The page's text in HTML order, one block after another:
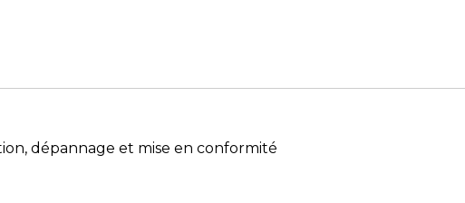
dépannage et mise en conformité